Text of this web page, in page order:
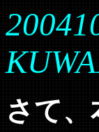
さて